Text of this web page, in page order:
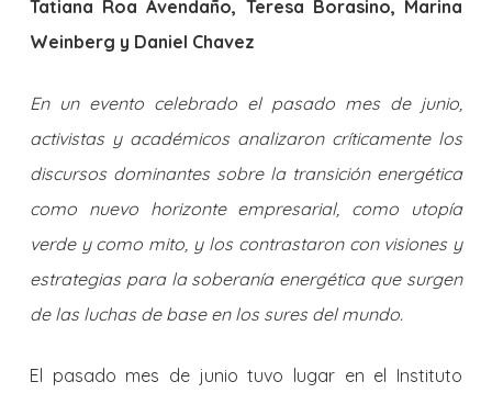
Tatiana Roa Avendaño, Teresa Borasino, Marina
Weinberg y Daniel Chavez
En un evento celebrado el pasado mes de junio,
activistas y académicos analizaron críticamente los
discursos dominantes sobre la transición energética
como nuevo horizonte empresarial, como utopía
verde y como mito, y los contrastaron con visiones y
estrategias para la soberanía energética que surgen
de las luchas de base en los sures del mundo.
El pasado mes de junio tuvo lugar en el Instituto